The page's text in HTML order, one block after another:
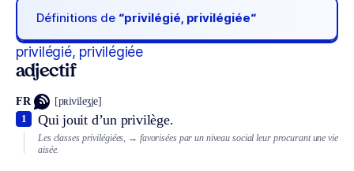
Définitions de “privilégié, privilégiée“
privilégié, privilégiée
adjectif
FR [pʀivileʒje]
Qui jouit d’un privilège.
1
Les classes privilégiées, → favorisées par un niveau social leur procurant une vie
aisée.